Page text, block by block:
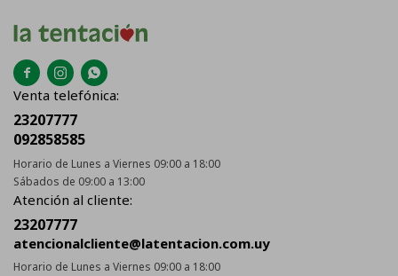
  
Venta telefónica:
23207777
092858585
Horario de Lunes a Viernes 09:00 a 18:00
Sábados de 09:00 a 13:00
Atención al cliente:
23207777
atencionalcliente@latentacion.com.uy
Horario de Lunes a Viernes 09:00 a 18:00